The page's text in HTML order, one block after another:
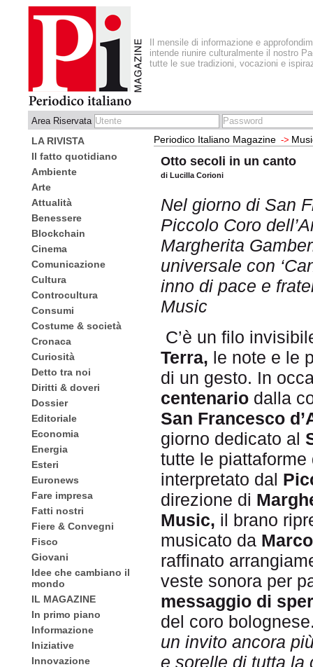
Il mensile di informazione e
intende riunire culturalmente il nostro
tutte le sue tradizioni, vocazioni e
Area Riservata
LA RIVISTA
Il fatto quotidiano
Ambiente
Arte
Attualità
Benessere
Blockchain
Cinema
Comunicazione
Cultura
Controcultura
Consumi
Costume & società
Cronaca
Curiosità
Detto tra noi
Diritti & doveri
Dossier
Editoriale
Economia
Energia
Esteri
Euronews
Fare impresa
Fatti nostri
Fiere & Convegni
Fisco
Giovani
Idee che cambiano il
mondo
IL MAGAZINE
In primo piano
Informazione
Iniziative
Innovazione
Periodico Italiano Magazine ->
Otto secoli in un canto
di Lucilla Corioni
Nel giorno di San
Piccolo Coro
Margherita
universale con
inno di pace e
Music
C’è un filo
Terra, le note e le
di un gesto. In
centenario dalla
San Francesco
giorno dedicato al
tutte le
interpretato dal
direzione di
Music, il brano
musicato da
raffinato
veste sonora per
messaggio di
del coro
un invito ancora
e sorelle di tutta la